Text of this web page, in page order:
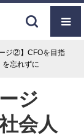
ジ②】CFOを目指
忘れずに
ジ
会人